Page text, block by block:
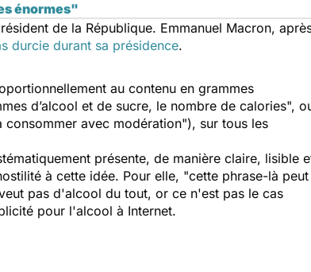
énormes"
de la République. Emmanuel Macron,
durcie durant sa présidence.
au contenu en grammes
d’alcool et de sucre, le nombre de calories",
avec modération"), sur tous les
présente, de manière claire, lisible
à cette idée. Pour elle, "cette phrase-là peut
pas d'alcool du tout, or ce n'est pas le cas
pour l'alcool à Internet.